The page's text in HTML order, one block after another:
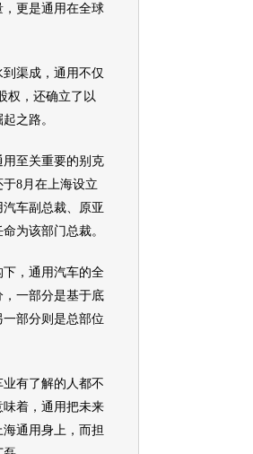
，更是通用在全球
渠成， 通用不仅
权，还确立了以
之路。
用 至关重要的别克
于8月在上海设立
汽车副 总裁 、原亚
为该部门 总裁。
， 通用汽车的全
一部分是基于底
部分则是总部位
业有了解的人都不
着， 通用把未来
海通用身上，而担